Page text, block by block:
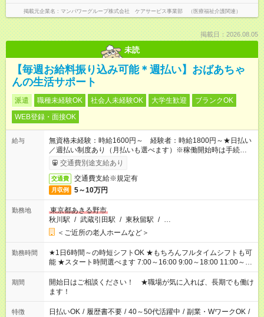
掲載元企業名 マンパワーグループ株式会社 ケアサービス事業部 （医療福祉介護関連）
掲載日：2026.08.05
未読
【毎週お給料振り込み可能＊週払い】おばあちゃ
んの生活サポート
派遣 職種未経験OK 社会人未経験OK 大学生歓迎
ブランクOK
WEB登録・面接OK
給与
無資格未経験：時給1600円～ 経験者：時給1800円～★日払い
／週払い制度あり（月払いも選べます）※稼働開始時は手続き完
了次第のお支払いとなります。
交通費別途支給あり
交通費 交通費支給※規定有
月収例 5～10万円
勤務地
東京都あきる野市
秋川駅 / 武蔵引田駅 / 東秋留駅 / …
＜ご近所の老人ホームなど＞
勤務時間
★1日6時間～の時短シフトOK ★もちろんフルタイムシフトも可
能 ★スタート時間選べます 7:00～16:00 9:00～18:00 11:00～
20:00 など 残業なし！ ※Wワークの場合、他のお仕事と合わせ
週40時間超の就業はご案内できません ※法令に基づき、週20時
間以上勤務は社会保険への加入対象となります ※労働者派遣法
（日雇い派遣の原則禁止）により、短時間・短期間の就業はご
案内が難しい場合があります
期間
開始日はご相談ください！ ★職場が気に入れば、長期でも働け
ます！
特徴 日払いOK / 履歴書不要 / 40～50代活躍中 / 副業・WワークOK /